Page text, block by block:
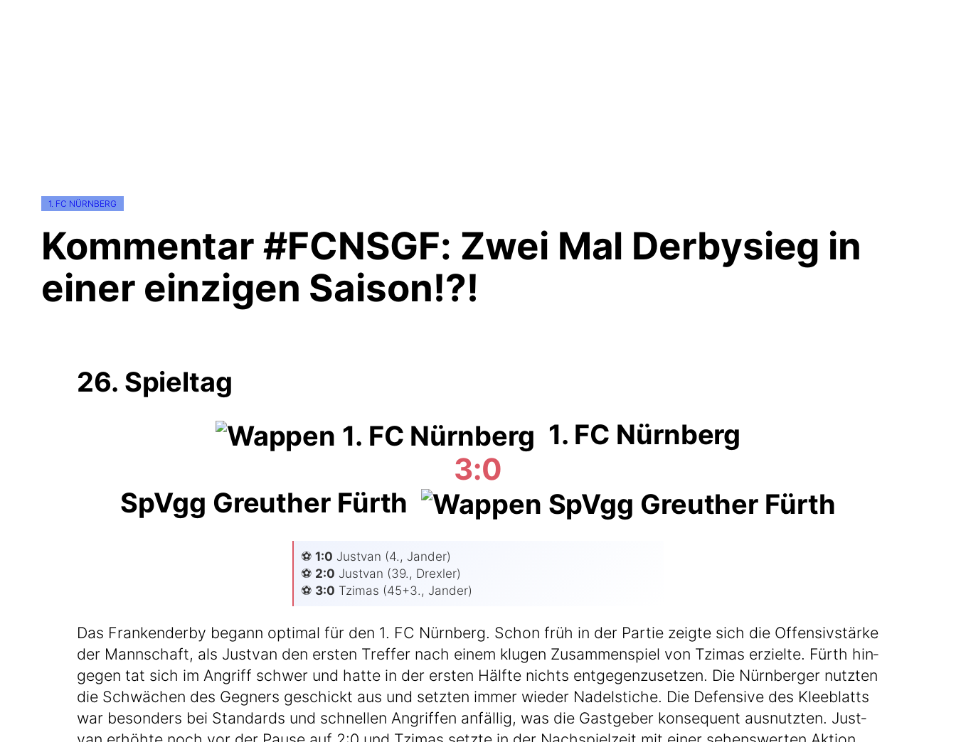
1. FC NÜRNBERG
Kommentar #FCNSGF: Zwei Mal Derbysieg in
einer einzigen Saison!?!
26. Spieltag
1. FC Nürnberg
3:0
SpVgg Greuther Fürth
⚽️ 1:0 Jus­t­van (4., Jan­der)
⚽️ 2:0 Jus­t­van (39., Drex­ler)
⚽️ 3:0 Tzi­mas (45+3., Jander)
Das Fran­ken­der­by begann opti­mal für den 1. FC Nürn­berg. Schon früh in der Par­tie zeig­te sich die Offen­siv­stär­ke
der Mann­schaft, als Jus­t­van den ers­ten Tref­fer nach einem klu­gen Zusam­men­spiel von Tzi­mas erziel­te. Fürth hin­
ge­gen tat sich im Angriff schwer und hat­te in der ers­ten Hälf­te nichts ent­ge­gen­zu­set­zen. Die Nürn­ber­ger nutz­ten
die Schwä­chen des Geg­ners geschickt aus und setz­ten immer wie­der Nadel­sti­che. Die Defen­si­ve des Klee­blatts
war beson­ders bei Stan­dards und schnel­len Angrif­fen anfäl­lig, was die Gast­ge­ber kon­se­quent aus­nutz­ten. Jus­t­